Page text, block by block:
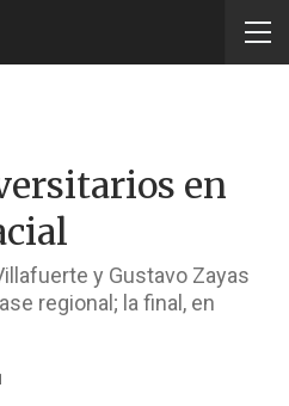
en
y Gustavo Zayas
regional; la final, en